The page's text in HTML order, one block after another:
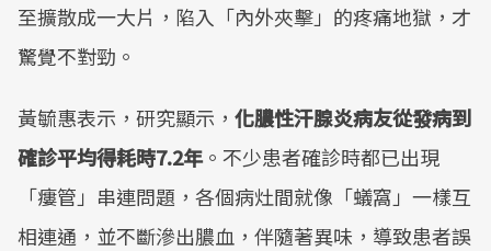
至擴散成一大片，陷入「內外夾擊」的疼痛地獄，才
驚覺不對勁。
黃毓惠表示，研究顯示， 化膿性汗腺炎病友從發病到
確診平均得耗時7.2年。不少患者確診時都已出現
「瘻管」串連問題，各個病灶間就像「蟻窩」一樣互
相連通，並不斷滲出膿血，伴隨著異味，導致患者誤